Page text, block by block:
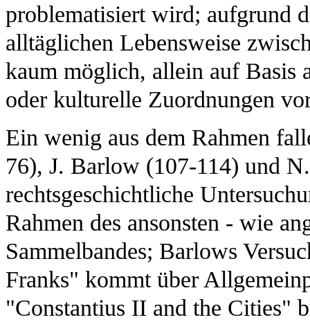
problematisiert wird; aufgrund
alltäglichen Lebensweise
kaum möglich, allein auf Basis
oder kulturelle Zuordnungen
Ein wenig aus dem Rahmen
76), J. Barlow (107-114) und
rechtsgeschichtliche
Rahmen des ansonsten - wie
Sammelbandes; Barlows
Franks" kommt über
"Constantius II and the Cities"